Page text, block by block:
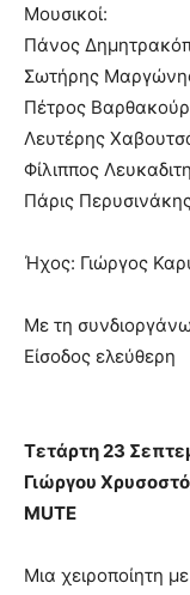
Μουσικοί:
Πάνος
Σωτήρης
Πέτρος
Λευτέρης
Φίλιππος
Πάρις
Ήχος: Γιώργος
Με τη
Είσοδος ελεύθερη
Τετάρτη 23
Γιώργου
MUTE
Μια χειροποίητη